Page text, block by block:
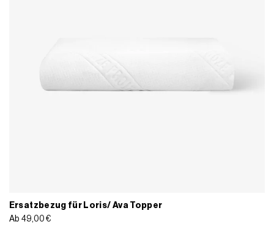
Ersatzbezug für Loris/ Ava Topper
Ab 49,00 €